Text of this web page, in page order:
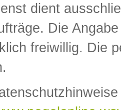
dient
Die
freiwillig. Die